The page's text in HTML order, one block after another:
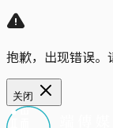
抱歉，出现错误。
关闭